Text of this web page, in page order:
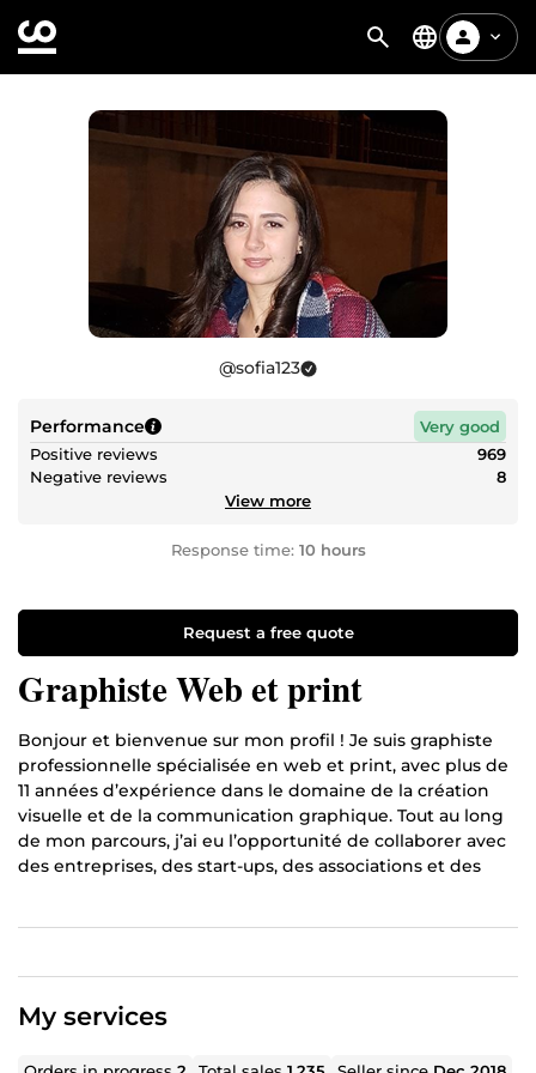
@sofia123
Performance
Very good
Positive reviews
969
Negative reviews
8
View more
Response time: 10 hours
Request a free quote
Graphiste Web et print
Bonjour et bienvenue sur mon profil ! Je suis graphiste
professionnelle spécialisée en web et print, avec plus de
11 années d’expérience dans le domaine de la création
visuelle et de la communication graphique. Tout au long
de mon parcours, j’ai eu l’opportunité de collaborer avec
des entreprises, des start-ups, des associations et des
Mon rôle est de vous accompagner dans la conception et
la réalisation de tous vos supports de communication,
qu’ils soient numériques (sites web, bannières, réseaux
My services